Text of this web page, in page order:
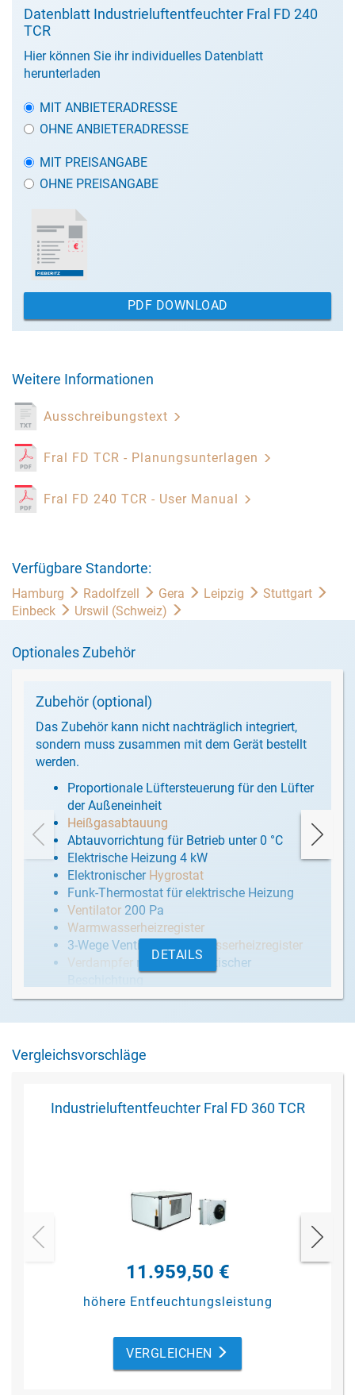
Datenblatt Industrieluftentfeuchter Fral FD 240
TCR
Hier können Sie ihr individuelles Datenblatt
herunterladen
MIT ANBIETERADRESSE
OHNE ANBIETERADRESSE
MIT PREISANGABE
OHNE PREISANGABE
PDF DOWNLOAD
Weitere Informationen
Ausschreibungstext
Fral FD TCR - Planungsunterlagen
Fral FD 240 TCR - User Manual
Verfügbare Standorte:
Hamburg Radolfzell Gera Leipzig
Stuttgart
Einbeck
Urswil (Schweiz)
Optionales Zubehör
DETAILS
Zubehör (optional)
Das Zubehör kann nicht nachträglich integriert,
sondern muss zusammen mit dem Gerät bestellt
werden.
Proportionale Lüftersteuerung für den Lüfter
der Außeneinheit
Heißgasabtauung
Abtauvorrichtung für Betrieb unter 0 °C
Elektrische Heizung 4 kW
Elektronischer Hygrostat
Funk-Thermostat für elektrische Heizung
Ventilator 200 Pa
Warmwasserheizregister
3-Wege Ventil für
Warmwasserheizregister
Verdampfer mit kataphoretischer
Kondensatpumpe
Kanalanschlussadapter mit Filterhalter für
Feuchtlufteintritt
externe Überwachung und Steuerung über
Vergleichsvorschläge
Industrieluftentfeuchter Fral FD 360 TCR
11.959,50 €
höhere Entfeuchtungsleistung
VERGLEICHEN